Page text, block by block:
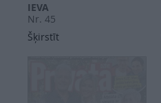
IEVA
Nr. 45
Šķirstīt